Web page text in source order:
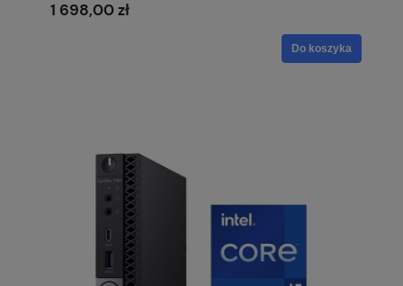
1 698,00 zł
Do koszyka